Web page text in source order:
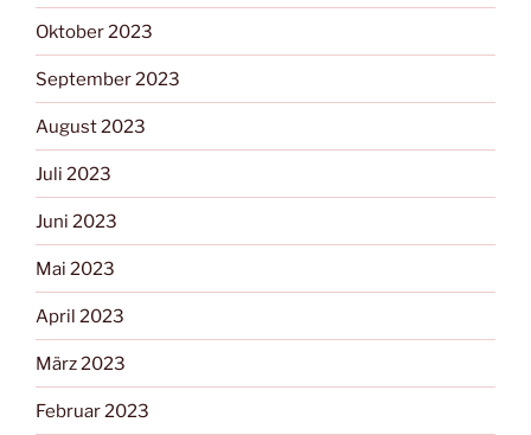
Oktober 2023
September 2023
August 2023
Juli 2023
Juni 2023
Mai 2023
April 2023
März 2023
Februar 2023